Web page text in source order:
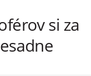
si za